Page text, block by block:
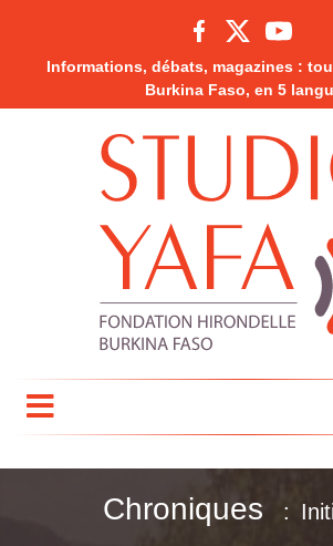
Informations, débats, magazines :
Burkina Faso, en 5
Chroniques